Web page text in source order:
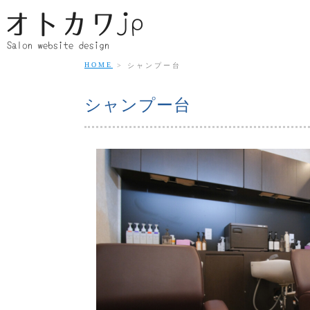
HOME シャンプー台
シャンプー台